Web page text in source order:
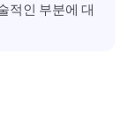
적인 부분에 대